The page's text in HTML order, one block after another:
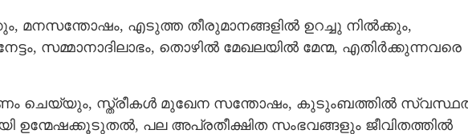
മനസന്തോഷം, എടുത്ത തീരുമാനങ്ങളില്‍ ഉറച്ചു നില്‍ക്കും,
സമ്മാനാദിലാഭം, തൊഴില്‍ മേഖലയില്‍ മേന്മ, എതിര്‍ക്കുന്നവരെ
ചെയ്യും, സ്ത്രീകള്‍ മുഖേന സന്തോഷം, കുടുംബത്തില്‍
ഉന്മേഷക്കൂടുതൽ, പല അപ്രതീക്ഷിത സംഭവങ്ങളും ജീവിതത്തില്‍